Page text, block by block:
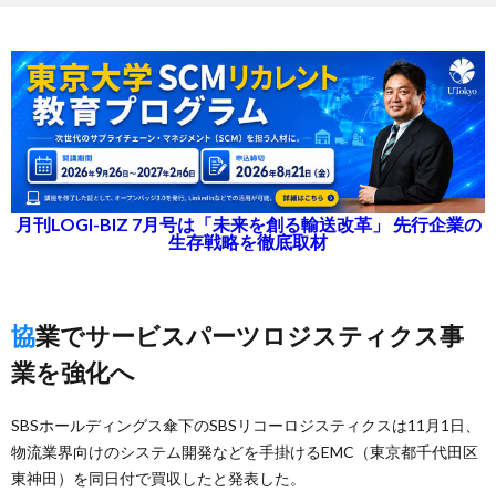
月刊LOGI-BIZ 7月号は「未来を創る輸送改革」 先行企業の
生存戦略を徹底取材
協業でサービスパーツロジスティクス事
業を強化へ
SBSホールディングス傘下のSBSリコーロジスティクスは11月1日、
物流業界向けのシステム開発などを手掛けるEMC（東京都千代田区
東神田）を同日付で買収したと発表した。